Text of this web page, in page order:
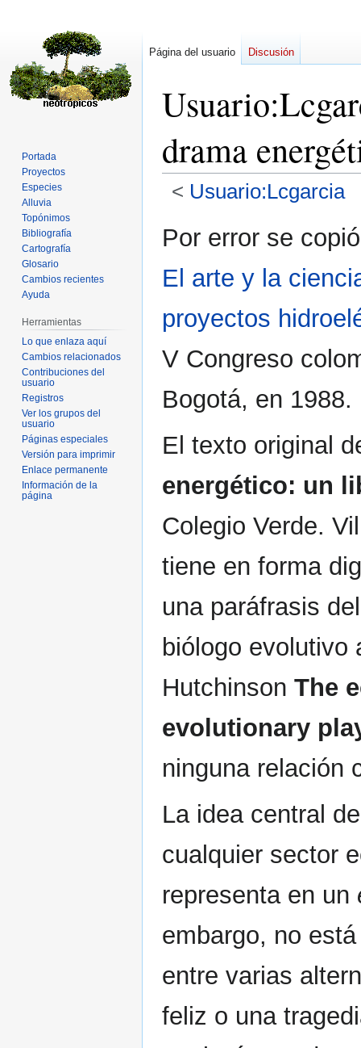
Usuario:
drama
< Usuario:Lcgarcia
a
navegación
a
búsqueda
Por error se
El arte y la
proyectos
V Congreso
Bogotá, en 1988.
El texto original
energético: un
Colegio Verde.
tiene en forma
una paráfrasis
biólogo evolutivo
Hutchinson The
evolutionary
ninguna relación
La idea central
cualquier sector
representa en un
embargo, no
entre varias
feliz o una
Página del usuario Discusión
Portada
Proyectos
Especies
Alluvia
Topónimos
Bibliografía
Cartografía
Glosario
Cambios recientes
Ayuda
Herramientas
Lo que enlaza aquí
Cambios relacionados
Contribuciones del
usuario
Registros
Ver los grupos del
usuario
Páginas especiales
Versión para imprimir
Enlace permanente
Información de la
página